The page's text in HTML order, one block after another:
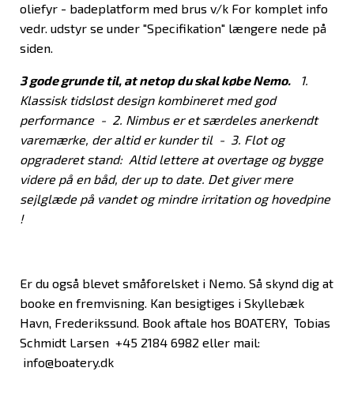
oliefyr - badeplatform med brus v/k For komplet info
vedr. udstyr se under "Specifikation" længere nede på
siden.
3 gode grunde til, at netop du skal købe Nemo.
1.
Klassisk tidsløst design kombineret med god
performance - 2. Nimbus er et særdeles anerkendt
varemærke, der altid er kunder til - 3. Flot og
opgraderet stand: Altid lettere at overtage og bygge
videre på en båd, der up to date. Det giver mere
sejlglæde på vandet og mindre irritation og hovedpine
!
Er du også blevet småforelsket i Nemo. Så skynd dig at
booke en fremvisning. Kan besigtiges i Skyllebæk
Havn, Frederikssund. Book aftale hos BOATERY, Tobias
Schmidt Larsen +45 2184 6982 eller mail:
info@boatery.dk